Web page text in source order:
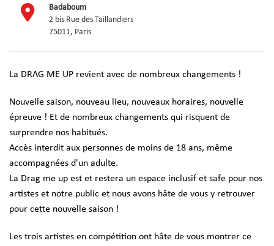
Badaboum
2 bis Rue des Taillandiers
75011, Paris
La DRAG ME UP revient avec de nombreux changements !
Nouvelle saison, nouveau lieu, nouveaux horaires, nouvelle
épreuve ! Et de nombreux changements qui risquent de
surprendre nos habitués.
Accès interdit aux personnes de moins de 18 ans, même
accompagnées d'un adulte.
La Drag me up est et restera un espace inclusif et safe pour nos
artistes et notre public et nous avons hâte de vous y retrouver
pour cette nouvelle saison !
Les trois artistes en compétition ont hâte de vous montrer ce